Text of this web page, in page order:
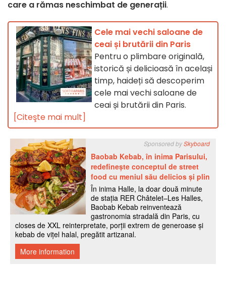
care a rămas neschimbat de generații.
Cele mai vechi saloane de
ceai și brutării din Paris
Pentru o plimbare originală,
istorică și delicioasă în același
timp, haideți să descoperim
cele mai vechi saloane de
ceai și brutării din Paris.
[Citeşte mai mult]